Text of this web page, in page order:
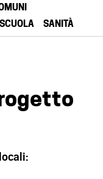
SCUOLA SANITÀ